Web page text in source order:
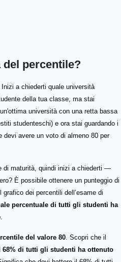
del percentile?
a chiederti quale università
della tua classe, ma stai
università con una retta bassa
studenteschi) e ora stai guardando i
devi avere un voto di almeno 80 per
di maturità, quindi inizi a chiederti —
È possibile ottenere un punteggio di
dei percentili dell’esame di
percentuale di tutti gli studenti ha
.
del valore 80. Scopri che il
68% di tutti gli studenti ha ottenuto